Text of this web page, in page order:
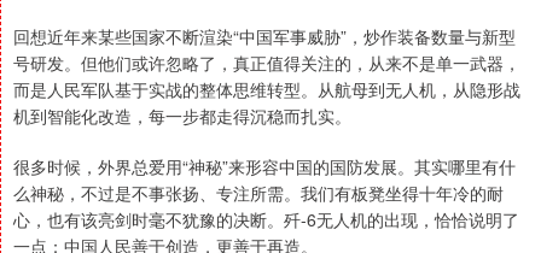
回想近年来某些国家不断渲染“中国军事威胁”，炒作装备数量与新型
号研发。但他们或许忽略了，真正值得关注的，从来不是单一武器，
而是人民军队基于实战的整体思维转型。从航母到无人机，从隐形战
机到智能化改造，每一步都走得沉稳而扎实。
很多时候，外界总爱用“神秘”来形容中国的国防发展。其实哪里有什
么神秘，不过是不事张扬、专注所需。我们有板凳坐得十年冷的耐
心，也有该亮剑时毫不犹豫的决断。歼-6无人机的出现，恰恰说明了
一点：中国人民善于创造，更善于再造。